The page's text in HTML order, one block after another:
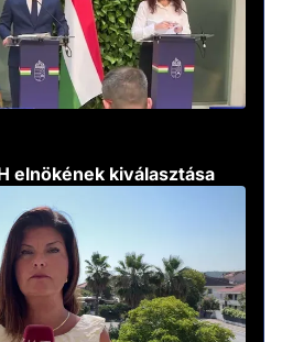
elnökének kiválasztása